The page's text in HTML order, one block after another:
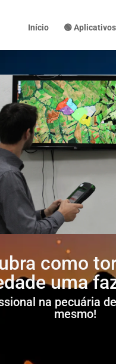
Início 🟢 Aplicativos
como
uma
na pecuária
mesmo!